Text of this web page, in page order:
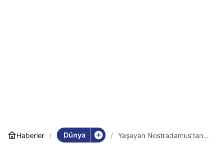
Haberler Dünya
Yaşayan Nostradamus’tan